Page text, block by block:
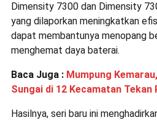
Dimensity 7300 dan Dimensity
yang dilaporkan meningkatkan
dapat membantunya menopang
menghemat daya baterai.
Baca Juga : Mumpung
Sungai di 12 Kecamatan Tekan
Hasilnya, seri baru ini